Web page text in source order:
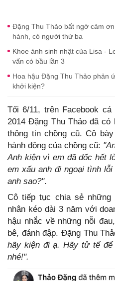
Đặng Thu Thảo bất ngờ cảm
hành, có người thứ ba
Khoe ảnh sinh nhật của Lisa -
vấn có bầu lần 3
Hoa hậu Đặng Thu Thảo phản
khởi kiện?
Tối 6/11, trên Facebook
2014 Đặng Thu Thảo đã
thông tin chồng cũ. Cô
hành động của chồng cũ:
Anh kiện vì em đã dốc hết
em xấu anh đi ngoại tình
anh sao?".
Cô tiếp tục chia sẻ những
nhân kéo dài 3 năm với
hậu nhắc về những nỗi
bê, đánh đập. Đặng Thu
hãy kiện đi ạ. Hãy tử tế
nhé!".